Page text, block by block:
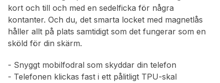
kort och till och med en sedelficka för några
kontanter. Och du, det smarta locket med magnetlås
håller allt på plats samtidigt som det fungerar som en
sköld för din skärm.
- Snyggt mobilfodral som skyddar din telefon
- Telefonen klickas fast i ett pålitligt TPU-skal